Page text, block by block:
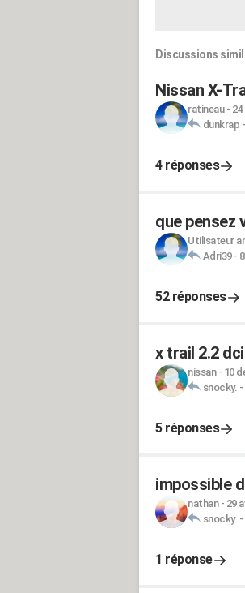
Discussions
Nissan X-
ratineau- 24
dunkrap -
4 réponses
que pensez
Utilisateur
Adri39-
52 réponses
x trail 2.2
nissan- 10
snocky. -
5 réponses
impossible
nathan- 29
snocky. -
1 réponse